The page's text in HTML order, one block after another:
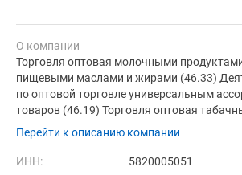
О компании
Торговля оптовая молочными
пищевыми маслами и жирами (46.33)
по оптовой торговле универсальным
товаров (46.19) Торговля оптовая
Перейти к описанию компании
ИНН: 5820005051